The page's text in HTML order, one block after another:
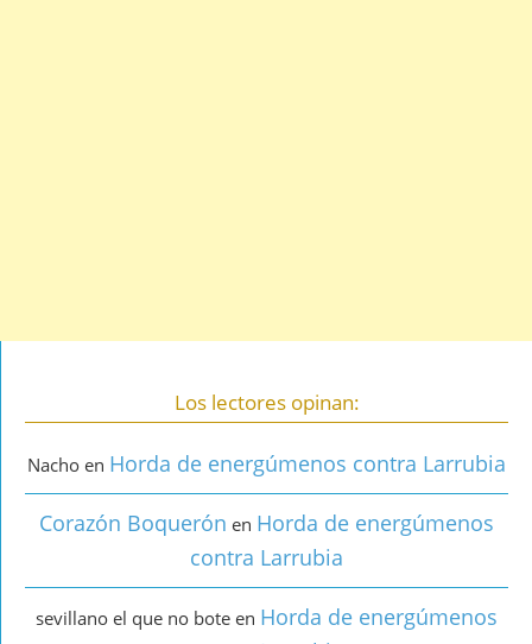
Los lectores opinan:
Nacho en Horda de energúmenos contra Larrubia
Corazón Boquerón en Horda de energúmenos
contra Larrubia
sevillano el que no bote en Horda de energúmenos